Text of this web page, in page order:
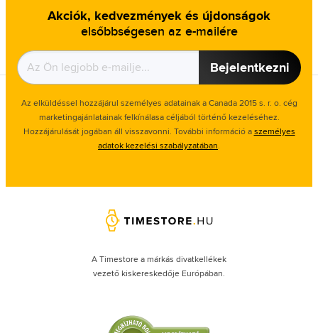
Akciók, kedvezmények és újdonságok
elsőbbségesen az e-mailére
Bejelentkezni
Az elküldéssel hozzájárul személyes adatainak a Canada 2015 s. r. o. cég
marketingajánlatainak felkínálasa céljából történő kezeléséhez.
Hozzájárulását jogában áll visszavonni. További információ aszemélyes
adatok kezelési szabályzatában.
A Timestore a márkás divatkellékek
vezető kiskereskedője Európában.